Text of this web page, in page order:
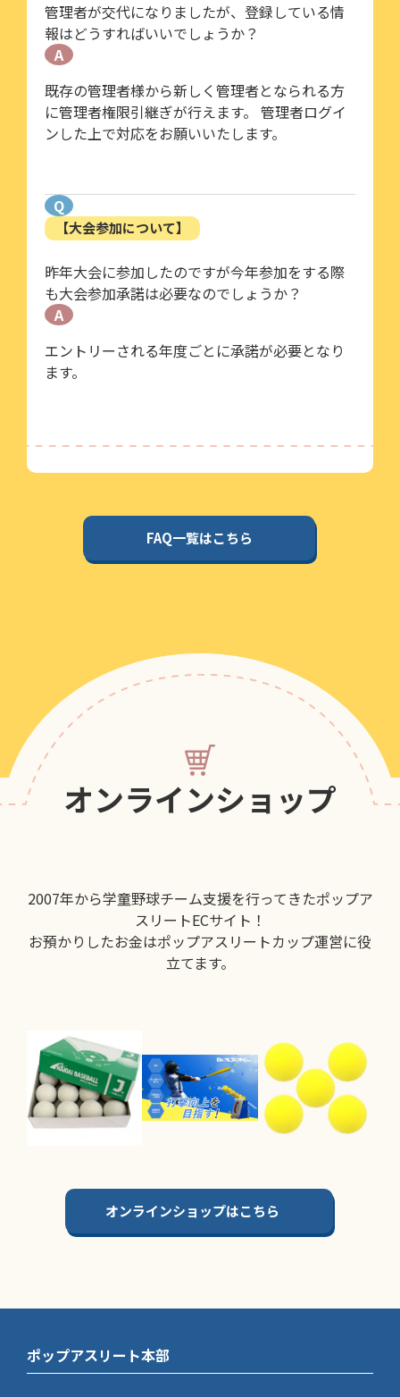
管理者が交代になりましたが、登録している情
報はどうすればいいでしょうか？
A
既存の管理者様から新しく管理者となられる方
に管理者権限引継ぎが行えます。 管理者ログイ
ンした上で対応をお願いいたします。
Q
【大会参加について】
昨年大会に参加したのですが今年参加をする際
も大会参加承諾は必要なのでしょうか？
A
エントリーされる年度ごとに承諾が必要となり
ます。
FAQ一覧はこちら
オンラインショップ
2007年から学童野球チーム支援を行ってきたポップア
スリートECサイト！
お預かりしたお金はポップアスリートカップ運営に役
立てます。
オンラインショップはこちら
ポップアスリート本部